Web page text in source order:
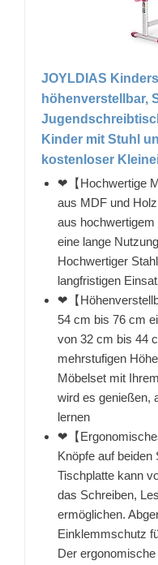
JOYLDIAS
höhenverstellbar,
Kinder mit Stuhl
kostenloser
❤【Hochwertige
aus MDF und
aus
eine lange
Hochwertiger
langfristigen
❤【
54 cm bis 76 cm
von 32 cm bis 44
mehrstufigen
Möbelset mit
wird es genießen,
lernen
❤【
Knöpfe auf
Tischplatte kann
das Schreiben,
ermöglichen.
Einklemmschutz
Der